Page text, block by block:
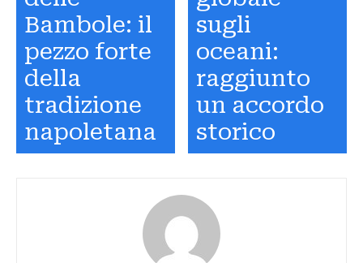
Bambole: il
pezzo forte
della
tradizione
napoletana
sugli
oceani:
raggiunto
un accordo
storico